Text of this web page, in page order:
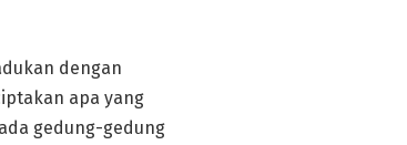
dengan
apa yang
gedung-gedung